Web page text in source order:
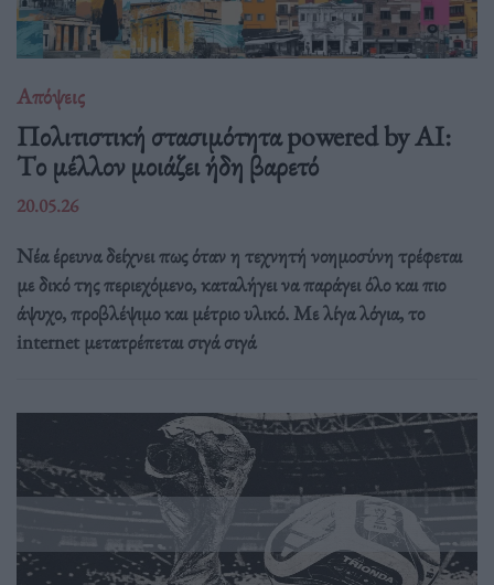
Απόψεις
Πολιτιστική στασιμότητα powered by AI:
Tο μέλλον μοιάζει ήδη βαρετό
20.05.26
Νέα έρευνα δείχνει πως όταν η τεχνητή νοημοσύνη τρέφεται
με δικό της περιεχόμενο, καταλήγει να παράγει όλο και πιο
άψυχο, προβλέψιμο και μέτριο υλικό. Με λίγα λόγια, το
internet μετατρέπεται σιγά σιγά